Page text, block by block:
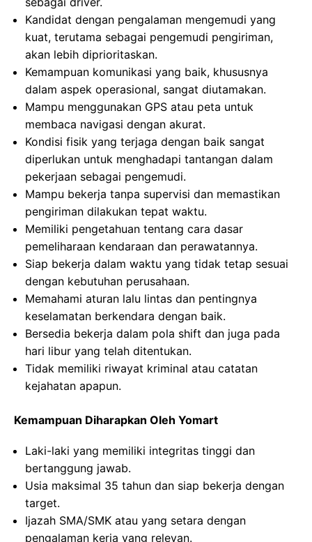
Kandidat dengan pengalaman mengemudi yang
kuat, terutama sebagai pengemudi pengiriman,
akan lebih diprioritaskan.
Kemampuan komunikasi yang baik, khususnya
dalam aspek operasional, sangat diutamakan.
Mampu menggunakan GPS atau peta untuk
membaca navigasi dengan akurat.
Kondisi fisik yang terjaga dengan baik sangat
diperlukan untuk menghadapi tantangan dalam
pekerjaan sebagai pengemudi.
Mampu bekerja tanpa supervisi dan memastikan
pengiriman dilakukan tepat waktu.
Memiliki pengetahuan tentang cara dasar
pemeliharaan kendaraan dan perawatannya.
Siap bekerja dalam waktu yang tidak tetap sesuai
dengan kebutuhan perusahaan.
Memahami aturan lalu lintas dan pentingnya
keselamatan berkendara dengan baik.
Bersedia bekerja dalam pola shift dan juga pada
hari libur yang telah ditentukan.
Tidak memiliki riwayat kriminal atau catatan
kejahatan apapun.
Kemampuan Diharapkan Oleh Yomart
Laki-laki yang memiliki integritas tinggi dan
bertanggung jawab.
Usia maksimal 35 tahun dan siap bekerja dengan
target.
Ijazah SMA/SMK atau yang setara dengan
pengalaman kerja yang relevan.